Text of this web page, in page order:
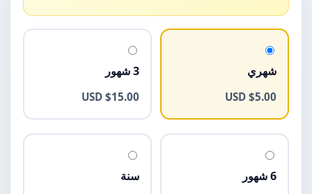
شهري
$5.00 USD
3 شهور
$15.00 USD
6 شهور سنة